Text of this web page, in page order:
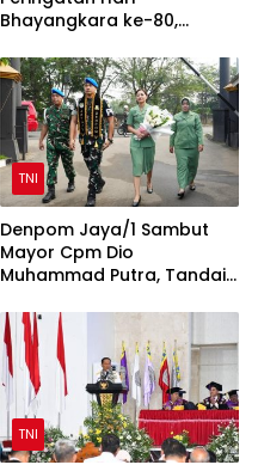
Bhayangkara ke-80,
TNI
Denpom Jaya/1 Sambut
Mayor Cpm Dio
Muhammad Putra, Tandai
TNI